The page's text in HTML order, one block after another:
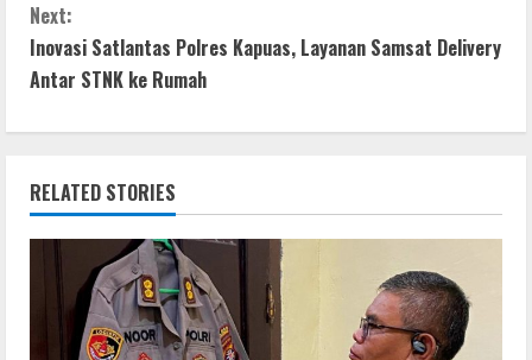
k p er
t
u
Next:
Inovasi Satlantas Polres Kapuas, Layanan Samsat Delivery
Antar STNK ke Rumah
RELATED STORIES